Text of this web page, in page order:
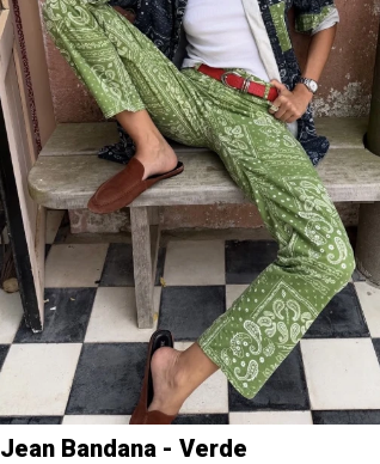
Jean Bandana - Verde